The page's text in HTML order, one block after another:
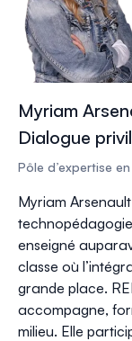
Myriam
Dialogue
Pôle d’expertise
Myriam
enseigné
classe où
grande place.
accompagne,
milieu. Elle